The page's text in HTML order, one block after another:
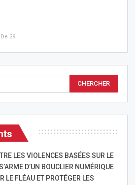
De 39
LES VIOLENCES BASÉES SUR LE
D’UN BOUCLIER NUMÉRIQUE
LE FLÉAU ET PROTÉGER LES